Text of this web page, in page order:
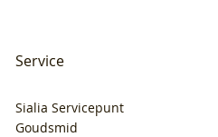
Service
Sialia Servicepunt
Goudsmid